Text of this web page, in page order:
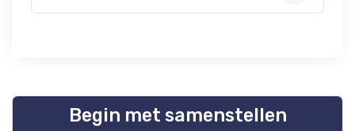
Begin met samenstellen